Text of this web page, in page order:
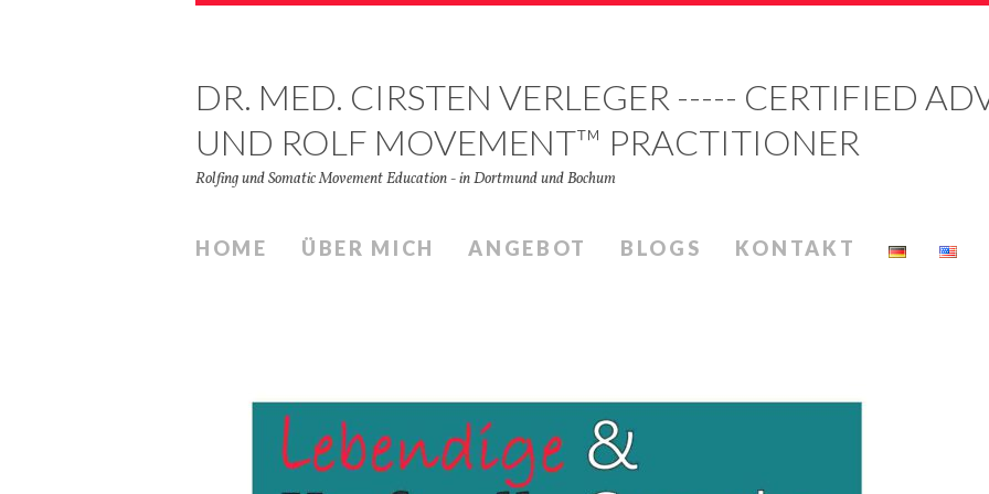
DR. MED. CIRSTEN VERLEGER ----- CERTIFIED
UND ROLF MOVEMENT™ PRACTITIONER
Rolfing und Somatic Movement Education - in Dortmund und Bochum
HOME ÜBER MICH ANGEBOT BLOGS KONTAKT